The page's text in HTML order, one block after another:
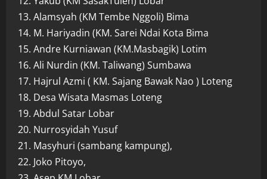
13. Alamsyah (KM Tembe Nggoli) Bima
14. M. Hariyadin (KM. Sarei Ndai Kota Bima
15. Andre Kurniawan (KM.Masbagik) Lotim
16. Ali Nurdin (KM. Taliwang) Sumbawa
17. Hajrul Azmi ( KM. Sajang Bawak Nao ) Loteng
18. Desa Wisata Masmas Loteng
19. Abdul Satar Lobar
20. Nurrosyidah Yusuf
21. Masyhuri (sambang kampung),
22. Joko Pitoyo,